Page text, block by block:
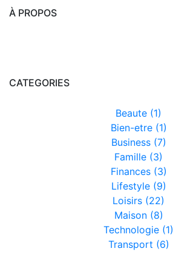
À PROPOS
CATEGORIES
Beaute (1)
Bien-etre (1)
Business (7)
Famille (3)
Finances (3)
Lifestyle (9)
Loisirs (22)
Maison (8)
Technologie (1)
Transport (6)